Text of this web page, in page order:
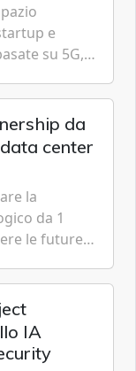
e
su 5G,
da
center
la
da 1
le future
IA